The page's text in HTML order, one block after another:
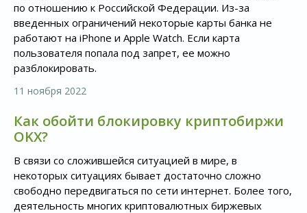
по отношению к Российской Федерации. Из-за
введенных ограничений некоторые карты банка не
работают на iPhone и Apple Watch. Если карта
пользователя попала под запрет, ее можно
разблокировать.
11 ноября 2022
Как обойти блокировку криптобиржи
OKX?
В связи со сложившейся ситуацией в мире, в
некоторых ситуациях бывает достаточно сложно
свободно передвигаться по сети интернет. Более того,
деятельность многих криптовалютных биржевых